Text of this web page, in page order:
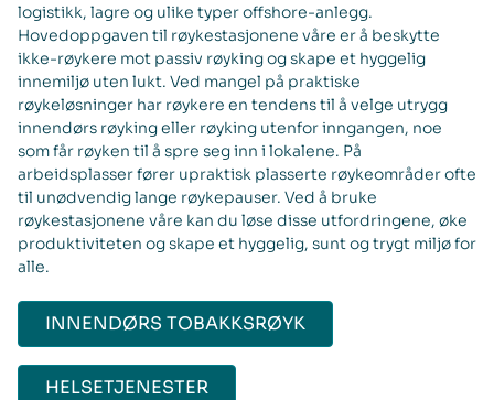
logistikk, lagre og ulike typer offshore-anlegg.
Hovedoppgaven til røykestasjonene våre er å beskytte
ikke-røykere mot passiv røyking og skape et hyggelig
innemiljø uten lukt. Ved mangel på praktiske
røykeløsninger har røykere en tendens til å velge utrygg
innendørs røyking eller røyking utenfor inngangen, noe
som får røyken til å spre seg inn i lokalene. På
arbeidsplasser fører upraktisk plasserte røykeområder ofte
til unødvendig lange røykepauser. Ved å bruke
røykestasjonene våre kan du løse disse utfordringene, øke
produktiviteten og skape et hyggelig, sunt og trygt miljø for
alle.
INNENDØRS TOBAKKSRØYK
HELSETJENESTER